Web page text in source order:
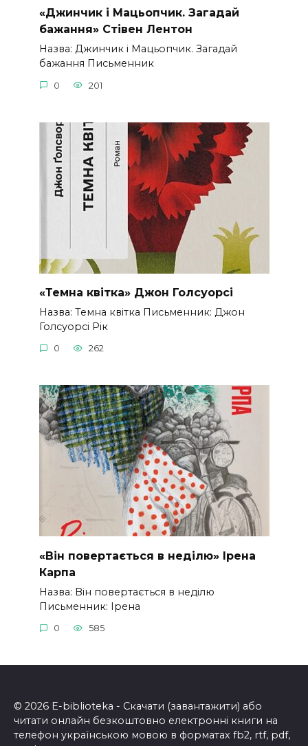
«Джинчик і Мацьопчик. Загадай
бажання» Стівен Лентон
Назва: Джинчик і Мацьопчик. Загадай
бажання Письменник
0 201
«Темна квітка» Джон Голсуорсі
Назва: Темна квітка Письменник: Джон
Голсуорсі Рік
0 262
«Він повертається в неділю» Ірена
Карпа
Назва: Він повертається в неділю
Письменник: Ірена
0 585
© 2026 E-biblioteka - Скачати (завантажити) або
читати онлайн безкоштовно електронні книги на
телефон українською мовою в форматах fb2, rtf, pdf,